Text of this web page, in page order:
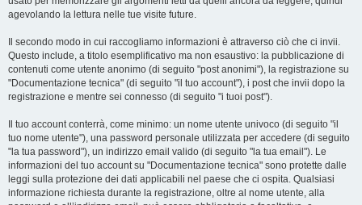
agevolando la lettura nelle tue visite future.
Il secondo modo in cui raccogliamo informazioni è attraverso ciò che ci invii.
Questo include, a titolo esemplificativo ma non esaustivo: la pubblicazione di
contenuti come utente anonimo (di seguito "post anonimi"), la registrazione su
"Documentazione tecnica" (di seguito "il tuo account"), i post che invii dopo la
registrazione e mentre sei connesso (di seguito "i tuoi post").
Il tuo account conterrà, come minimo: un nome utente univoco (di seguito "il
tuo nome utente"), una password personale utilizzata per accedere (di seguito
"la tua password"), un indirizzo email valido (di seguito "la tua email"). Le
informazioni del tuo account su "Documentazione tecnica" sono protette dalle
leggi sulla protezione dei dati applicabili nel paese che ci ospita. Qualsiasi
informazione richiesta durante la registrazione, oltre al nome utente, alla